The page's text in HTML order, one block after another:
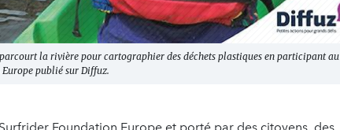
la rivière pour cartographier des déchets plastiques en participant au
publié sur Diffuz.
Foundation Europe et porté par des citoyens, des